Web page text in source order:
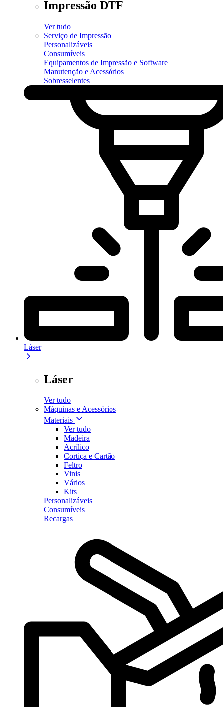
Impressão DTF
Ver tudo
Serviço de Impressão
Personalizáveis
Consumíveis
Equipamentos de Impressão e Software
Manutenção e Acessórios
Sobresselentes
Láser
Láser
Ver tudo
Máquinas e Acessórios
Materiais
Ver tudo
Madeira
Acrílico
Cortiça e Cartão
Feltro
Vinis
Vários
Kits
Personalizáveis
Consumíveis
Recargas